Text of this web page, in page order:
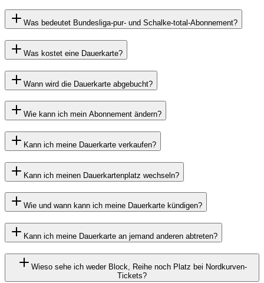
Was bedeutet Bundesliga-pur- und Schalke-total-Abonnement?
Was kostet eine Dauerkarte?
Wann wird die Dauerkarte abgebucht?
Wie kann ich mein Abonnement ändern?
Kann ich meine Dauerkarte verkaufen?
Kann ich meinen Dauerkartenplatz wechseln?
Wie und wann kann ich meine Dauerkarte kündigen?
Kann ich meine Dauerkarte an jemand anderen abtreten?
Wieso sehe ich weder Block, Reihe noch Platz bei Nordkurven-
Tickets?